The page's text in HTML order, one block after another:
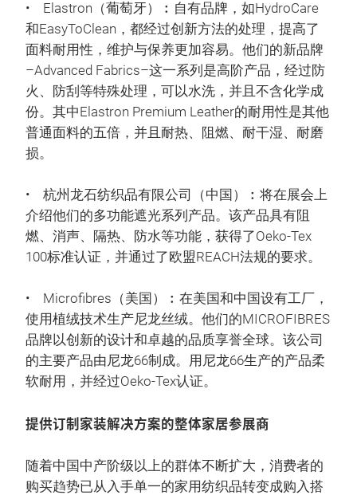
• Elastron（葡萄牙）︰自有品牌，如HydroCare
和EasyToClean，都经过创新方法的处理，提高了
面料耐用性，维护与保养更加容易。他们的新品牌
–Advanced Fabrics–这一系列是高阶产品，经过防
火、防刮等特殊处理，可以水洗，并且不含化学成
份。其中Elastron Premium Leather的耐用性是其他
普通面料的五倍，并且耐热、阻燃、耐干湿、耐磨
损。
• 杭州龙石纺织品有限公司（中国）︰将在展会上
介绍他们的多功能遮光系列产品。该产品具有阻
燃、消声、隔热、防水等功能，获得了Oeko-Tex
100标准认证，并通过了欧盟REACH法规的要求。
• Microfibres（美国）︰在美国和中国设有工厂，
使用植绒技术生产尼龙丝绒。他们的MICROFIBRES
品牌以创新的设计和卓越的品质享誉全球。该公司
的主要产品由尼龙66制成。用尼龙66生产的产品柔
软耐用，并经过Oeko-Tex认证。
提供订制家装解决方案的整体家居参展商
随着中国中产阶级以上的群体不断扩大，消费者的
购买趋势已从入手单一的家用纺织品转变成购入搭